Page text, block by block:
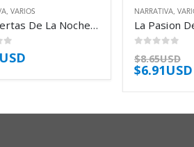
VARIOS
Las Puertas De La Noche – Gandara Alejandro
5
NARRATIVA
$8.65USD
$6.91USD